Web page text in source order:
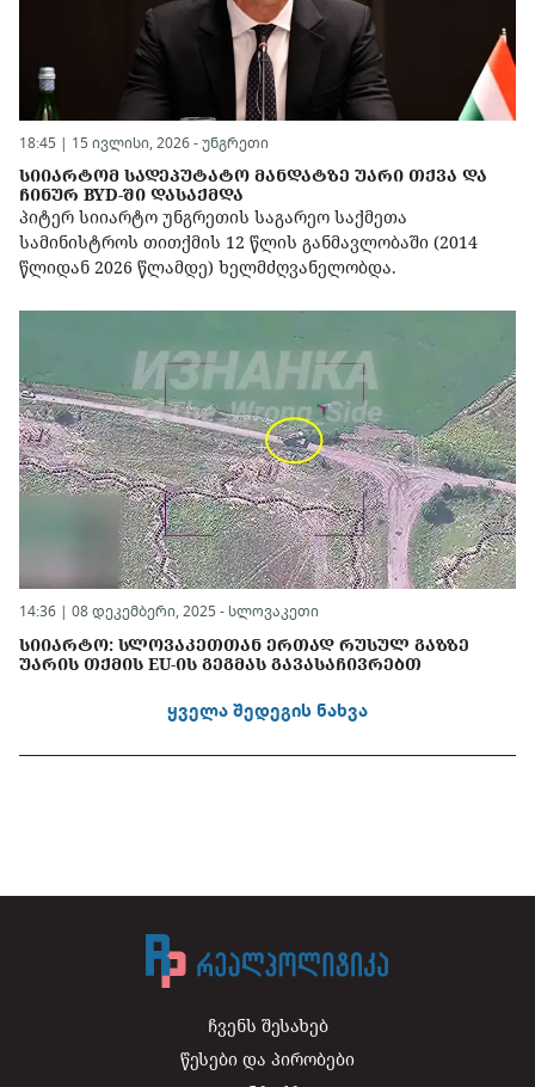
18:45 | 15 ივლისი, 2026 - უნგრეთი
ᲡᲘᲘᲐᲠᲢᲝᲛ ᲡᲐᲓᲔᲞᲣᲢᲐᲢᲝ ᲛᲐᲜᲓᲐᲢᲖᲔ ᲣᲐᲠᲘ ᲗᲥᲕᲐ ᲓᲐ
ᲩᲘᲜᲣᲠ BYD-ᲨᲘ ᲓᲐᲡᲐᲥᲛᲓᲐ
პიტერ სიიარტო უნგრეთის საგარეო საქმეთა
სამინისტროს თითქმის 12 წლის განმავლობაში (2014
წლიდან 2026 წლამდე) ხელმძღვანელობდა.
14:36 | 08 დეკემბერი, 2025 - სლოვაკეთი
ᲡᲘᲘᲐᲠᲢᲝ: ᲡᲚᲝᲕᲐᲙᲔᲗᲗᲐᲜ ᲔᲠᲗᲐᲓ ᲠᲣᲡᲣᲚ ᲒᲐᲖᲖᲔ
ᲣᲐᲠᲘᲡ ᲗᲥᲛᲘᲡ EU-ᲘᲡ ᲒᲔᲒᲛᲐᲡ ᲒᲐᲕᲐᲡᲐᲩᲘᲕᲠᲔᲑᲗ
ყველა შედეგის ნახვა
ჩვენს შესახებ
წესები და პირობები